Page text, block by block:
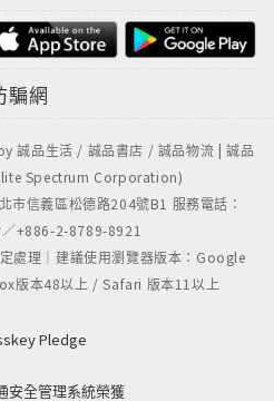
騙網
誠品生活 / 誠品書店 / 誠品物流 | 誠品
Spectrum Corporation)
市信義區松德路204號B1 服務電話：
+886-2-8789-8921
處理｜建議使用瀏覽器版本：Google
版本48以上 / Safari 版本11以上
Pledge
安全管理系統榮獲